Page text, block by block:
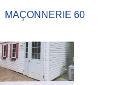
MAÇONNERIE 60